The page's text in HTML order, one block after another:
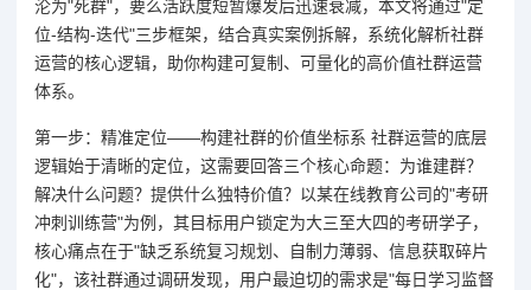
沦为"死群"，要么活跃度短暂爆发后迅速衰减，本文将通过"定
位-结构-迭代"三步框架，结合真实案例拆解，系统化解析社群
运营的核心逻辑，助你构建可复制、可量化的高价值社群运营
体系。
第一步：精准定位——构建社群的价值坐标系 社群运营的底层
逻辑始于清晰的定位，这需要回答三个核心命题：为谁建群？
解决什么问题？提供什么独特价值？以某在线教育公司的"考研
冲刺训练营"为例，其目标用户锁定为大三至大四的考研学子，
核心痛点在于"缺乏系统复习规划、自制力薄弱、信息获取碎片
化"，该社群通过调研发现，用户最迫切的需求是"每日学习监督